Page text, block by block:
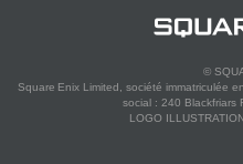
©
Square Enix Limited, société immatriculée
social : 240 Blackfriars
LOGO